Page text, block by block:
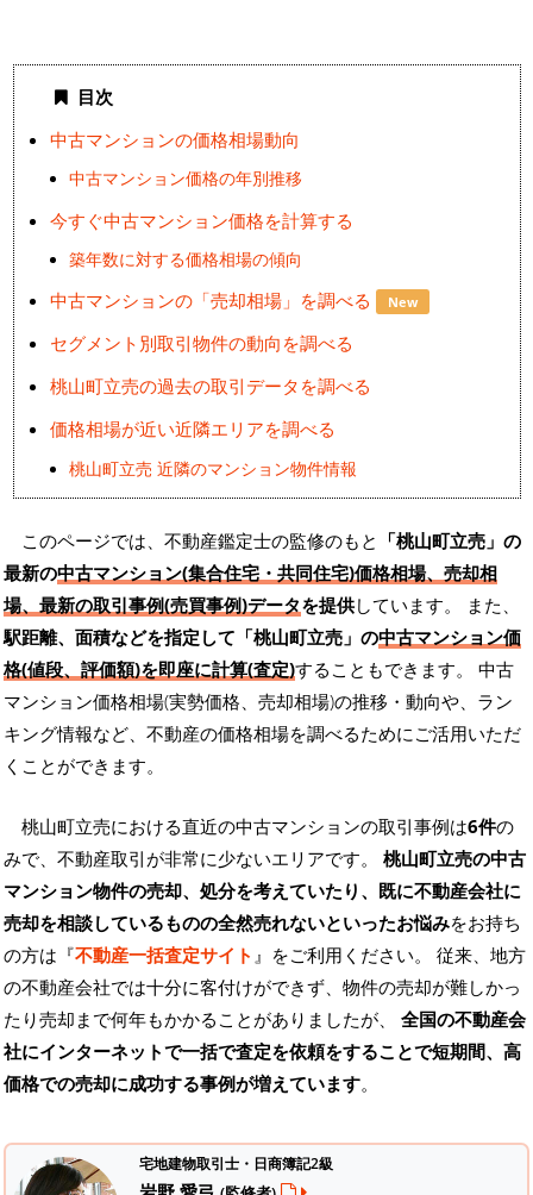
目次
中古マンションの価格相場動向
中古マンション価格の年別推移
今すぐ中古マンション価格を計算する
築年数に対する価格相場の傾向
中古マンションの「売却相場」を調べる New
セグメント別取引物件の動向を調べる
桃山町立売の過去の取引データを調べる
価格相場が近い近隣エリアを調べる
桃山町立売 近隣のマンション物件情報
このページでは、不動産鑑定士の監修のもと 「桃山町立売」の
最新の中古マンション(集合住宅・共同住宅)価格相場、売却相
場、最新の取引事例(売買事例)データを提供しています。 また、
駅距離、面積などを指定して「桃山町立売」の中古マンション価
格(値段、評価額)を即座に計算(査定)することもできます。 中古
マンション価格相場(実勢価格、売却相場)の推移・動向や、ラン
キング情報など、不動産の価格相場を調べるためにご活用いただ
くことができます。
桃山町立売における直近の中古マンションの取引事例は6件の
みで、不動産取引が非常に少ないエリアです。 桃山町立売の中古
マンション物件の売却、処分を考えていたり、既に不動産会社に
売却を相談しているものの全然売れないといったお悩みをお持ち
の方は『不動産一括査定サイト 』をご利用ください。 従来、地方
の不動産会社では十分に客付けができず、物件の売却が難しかっ
たり売却まで何年もかかることがありましたが、 全国の不動産会
社にインターネットで一括で査定を依頼をすることで短期間、高
価格での売却に成功する事例が増えています。
宅地建物取引士・日商簿記2級